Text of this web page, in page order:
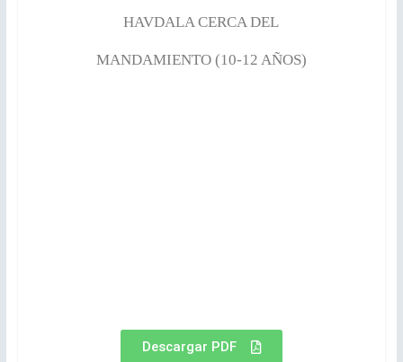
HAVDALA CERCA DEL
MANDAMIENTO (10-12 AÑOS)
Descargar PDF